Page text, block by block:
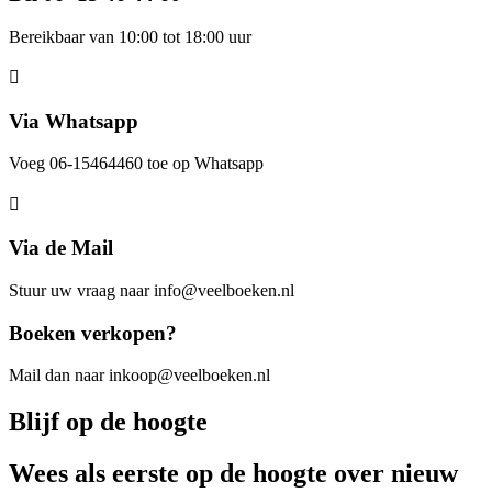
Bereikbaar van 10:00 tot 18:00 uur
Via Whatsapp
Voeg 06-15464460 toe op Whatsapp
Via de Mail
Stuur uw vraag naar info@veelboeken.nl
Boeken verkopen?
Mail dan naar inkoop@veelboeken.nl
Blijf op de hoogte
Wees als eerste op de hoogte over nieuw